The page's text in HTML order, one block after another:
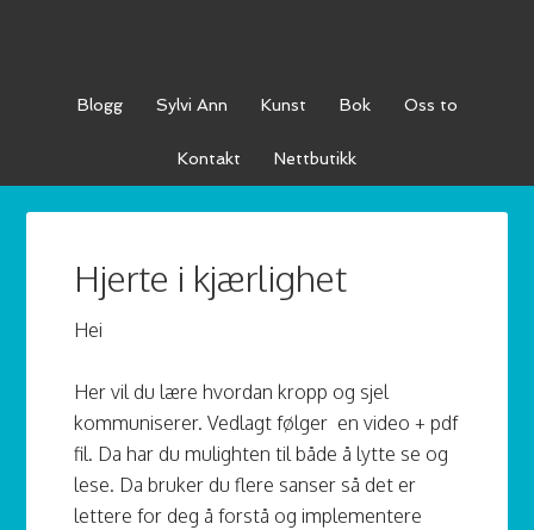
Blogg Sylvi Ann Kunst Bok Oss to
Kontakt Nettbutikk
Hjerte i kjærlighet
Hei
Her vil du lære hvordan kropp og sjel
kommuniserer. Vedlagt følger en video + pdf
fil. Da har du mulighten til både å lytte se og
lese. Da bruker du flere sanser så det er
lettere for deg å forstå og implementere